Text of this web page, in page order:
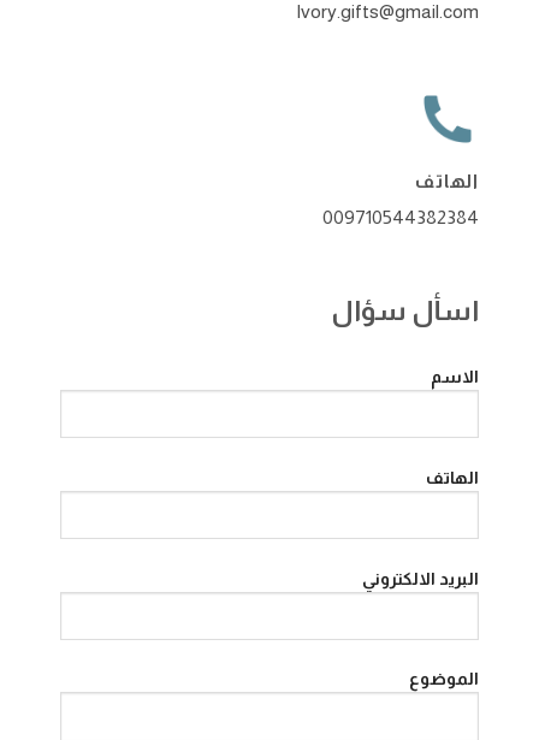
Ivory.gifts@gmail.com
الهاتف
009710544382384
اسأل سؤال
الاسم
الهاتف
البريد الالكتروني
الموضوع